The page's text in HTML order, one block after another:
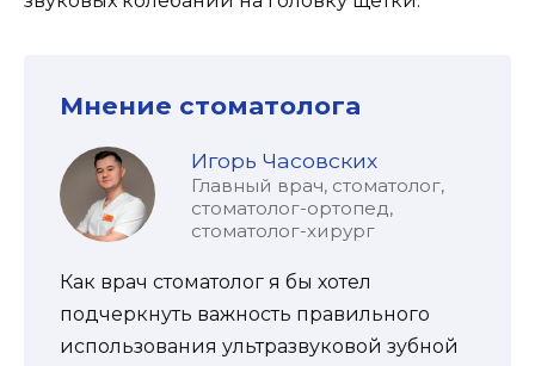
Мнение стоматолога
Игорь Часовских
Главный врач, стоматолог,
стоматолог-ортопед,
стоматолог-хирург
Как врач стоматолог я бы хотел
подчеркнуть важность правильного
использования ультразвуковой зубной